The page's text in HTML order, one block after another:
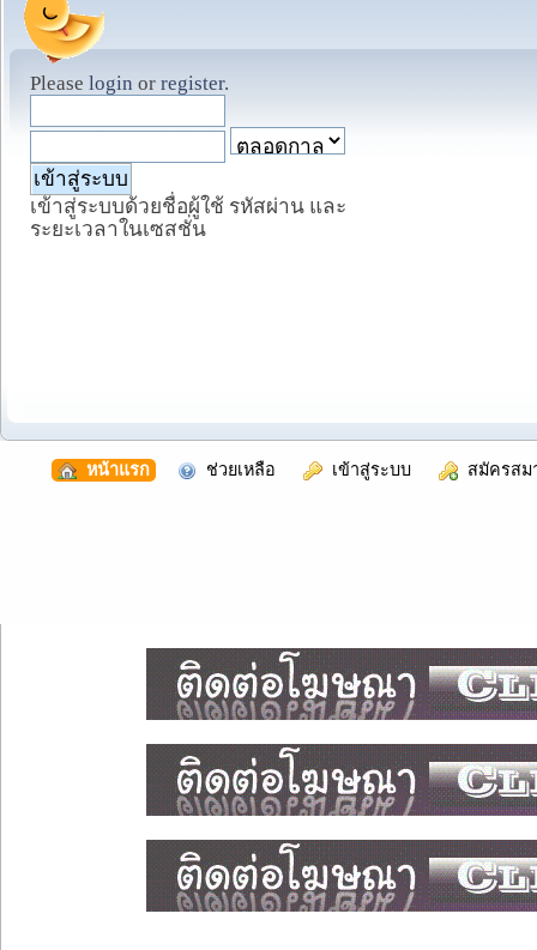
Please login or register.
เข้าสู่ระบบด้วยชื่อผู้ใช้ รหัสผ่าน และ
ระยะเวลาในเซสชั่น
หน้าแรก ช่วยเหลือ เข้าสู่ระบบ สมัครสม